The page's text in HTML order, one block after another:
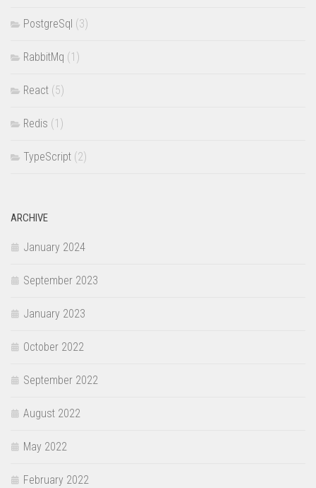
PostgreSql (3)
RabbitMq (1)
React (5)
Redis (1)
TypeScript (2)
ARCHIVE
January 2024
September 2023
January 2023
October 2022
September 2022
August 2022
May 2022
February 2022